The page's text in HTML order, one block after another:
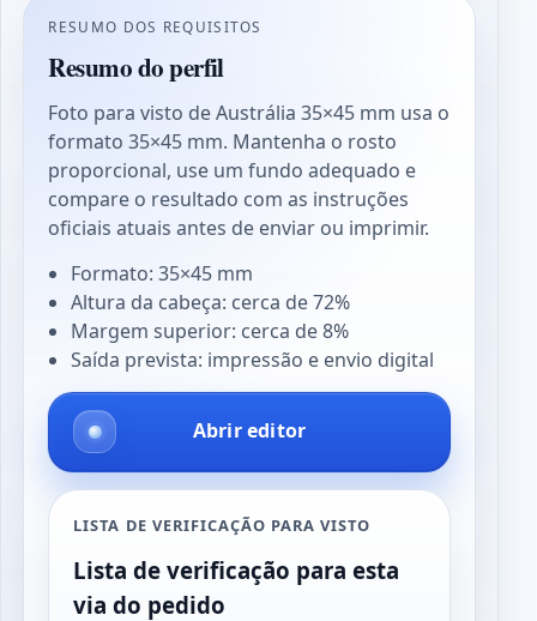
RESUMO DOS REQUISITOS
Resumo do perfil
Foto para visto de Austrália 35×45 mm usa o
formato 35×45 mm. Mantenha o rosto
proporcional, use um fundo adequado e
compare o resultado com as instruções
oficiais atuais antes de enviar ou imprimir.
Formato: 35×45 mm
Altura da cabeça: cerca de 72%
Margem superior: cerca de 8%
Saída prevista: impressão e envio digital
Abrir editor
LISTA DE VERIFICAÇÃO PARA VISTO
Lista de verificação para esta
via do pedido